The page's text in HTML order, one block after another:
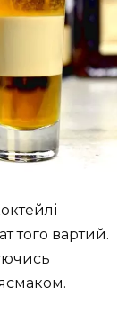
того вартий.